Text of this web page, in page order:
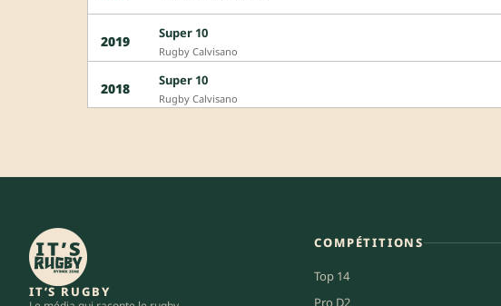
2019 Super 10
Rugby Calvisano
2018 Super 10
Rugby Calvisano
IT’S RUGBY
COMPÉTITIONS
Top 14
Pro D2